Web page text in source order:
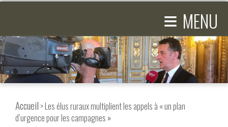
≡ MENU
COMPRENDRE LE SÉNAT
Accueil > Les élus ruraux multiplient les appels à « un plan
d’urgence pour les campagnes »